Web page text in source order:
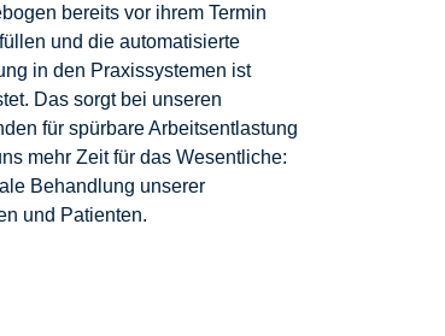
bereits vor ihrem Termin
und die automatisierte
in den Praxissystemen ist
Das sorgt bei unseren
für spürbare Arbeitsentlastung
mehr Zeit für das Wesentliche:
Behandlung unserer
und Patienten.